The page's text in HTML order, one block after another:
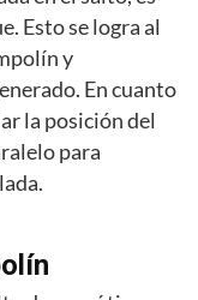
Esto se logra al
y
En cuanto
la posición del
para